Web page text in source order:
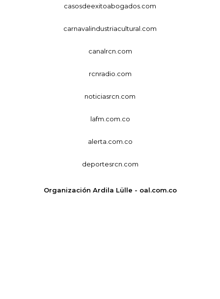
casosdeexitoabogados.com
carnavalindustriacultural.com
canalrcn.com
rcnradio.com
noticiasrcn.com
lafm.com.co
alerta.com.co
deportesrcn.com
Organización Ardila Lülle - oal.com.co